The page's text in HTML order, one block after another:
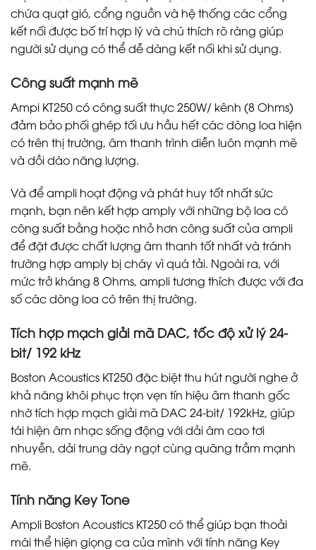
chứa quạt gió, cổng nguồn và hệ thống các cổng
kết nối được bố trí hợp lý và chú thích rõ ràng giúp
người sử dụng có thể dễ dàng kết nối khi sử dụng.
Công suất mạnh mẽ
Ampi KT250 có công suất thực 250W/ kênh (8 Ohms)
đảm bảo phối ghép tối ưu hầu hết các dòng loa hiện
có trên thị trường, âm thanh trình diễn luôn mạnh mẽ
và dồi dào năng lượng.
Và để ampli hoạt động và phát huy tốt nhất sức
mạnh, bạn nên kết hợp amply với những bộ loa có
công suất bằng hoặc nhỏ hơn công suất của ampli
để đặt được chất lượng âm thanh tốt nhất và tránh
trường hợp amply bị cháy vì quá tải. Ngoài ra, với
mức trở kháng 8 Ohms, ampli tương thích được với đa
số các dòng loa có trên thị trường.
Tích hợp mạch giải mã DAC, tốc độ xử lý 24-
bit/ 192 kHz
Boston Acoustics KT250 đặc biệt thu hút người nghe ở
khả năng khôi phục trọn vẹn tín hiệu âm thanh gốc
nhờ tích hợp mạch giải mã DAC 24-bit/ 192kHz, giúp
tái hiện âm nhạc sống động với dải âm cao tơi
nhuyễn, dải trung dày ngọt cùng quãng trầm mạnh
mẽ.
Tính năng Key Tone
Ampli Boston Acoustics KT250 có thể giúp bạn thoải
mái thể hiện giọng ca của mình với tính năng Key